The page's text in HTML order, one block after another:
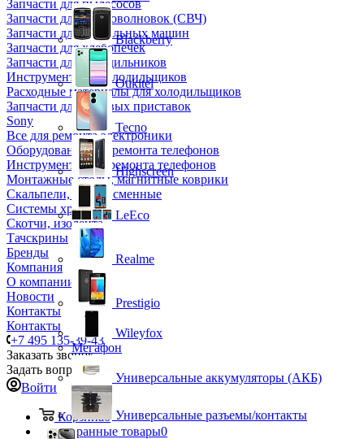
Запчасти для пылесосов
Запчасти для микроволновок (СВЧ)
Запчасти для стиральных машин
Запчасти для хлебопечек
Запчасти для холодильников
Инструмент для холодильщиков
Расходные материалы для холодильщиков
Запчасти для игровых приставок
Sony
Все для ремонта электроники
Оборудование для ремонта телефонов
Инструменты для ремонта телефонов
Монтажные столы, магнитные коврики
Скальпели, лезвия сменные
Системы хранения
Скотчи, изолента
Тачскрины
Бренды
Компания
О компании
Новости
Контакты
Контакты
+7 495 135-39-43
Заказать звонок
Задать вопрос
Войти
Корзина0
Избранные товары0
Blackberry
Oukitel
Tecno
Highscreen
LeEco
Realme
Prestigio
Wileyfox
Мегафон
Универсальные аккумуляторы (АКБ)
Универсальные разъемы/контакты